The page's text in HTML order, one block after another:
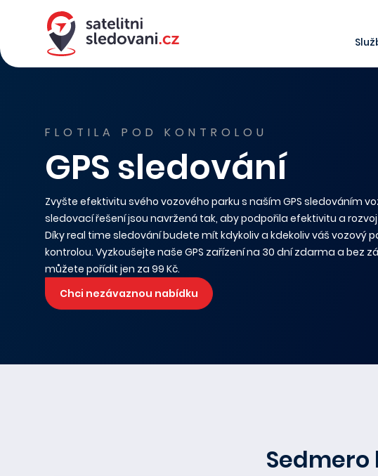
FLOTILA POD KONTROLOU
GPS sledování
Zvyšte efektivitu svého vozového parku s naším GPS sledováním
sledovací řešení jsou navržená tak, aby podpořila efektivitu a
Díky real time sledování budete mít kdykoliv a kdekoliv váš vozový
kontrolou. Vyzkoušejte naše GPS zařízení na 30 dní zdarma a bez
můžete pořídit jen za 99 Kč.
Chci nezávaznou nabídku